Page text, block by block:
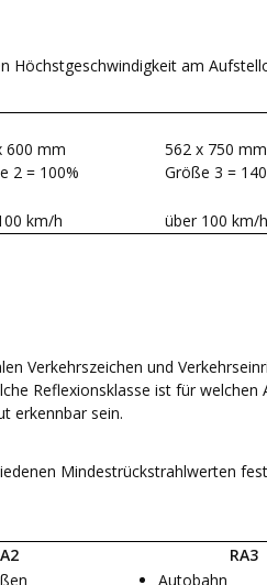
Höchstgeschwindigkeit am
600 mm
2 = 100%
562 x 750 mm
Größe 3 =
km/h über 100 km/h
Verkehrszeichen und
Reflexionsklasse ist für
erkennbar sein.
Mindestrückstrahlwerten
RA3
Autobahn